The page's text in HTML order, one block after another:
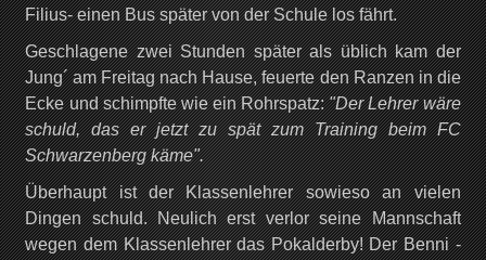
Filius- einen Bus später von der Schule los fährt.
Geschlagene zwei Stunden später als üblich kam der
Jung´ am Freitag nach Hause, feuerte den Ranzen in die
Ecke und schimpfte wie ein Rohrspatz:"Der Lehrer wäre
schuld, das er jetzt zu spät zum Training beim FC
Schwarzenberg käme".
Überhaupt ist der Klassenlehrer sowieso an vielen
Dingen schuld. Neulich erst verlor seine Mannschaft
wegen dem Klassenlehrer das Pokalderby! Der Benni -